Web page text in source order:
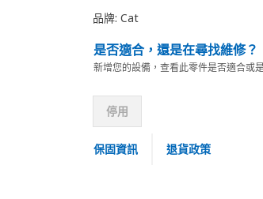
品牌: Cat
是否適合，還是在尋找維修？
新增您的設備，查看此零件是否適合或
停用
保固資訊 退貨政策